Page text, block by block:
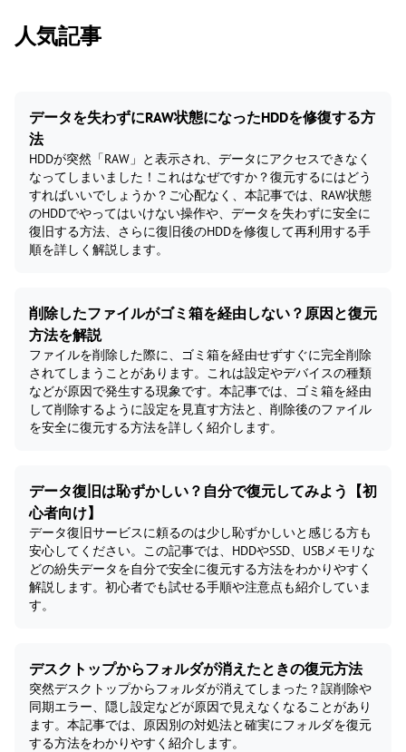
人気記事
データを失わずにRAW状態になったHDDを修復する方
法
HDDが突然「RAW」と表示され、データにアクセスできなく
なってしまいました！これはなぜですか？復元するにはどう
すればいいでしょうか？ご心配なく、本記事では、RAW状態
のHDDでやってはいけない操作や、データを失わずに安全に
復旧する方法、さらに復旧後のHDDを修復して再利用する手
順を詳しく解説します。
削除したファイルがゴミ箱を経由しない？原因と復元
方法を解説
ファイルを削除した際に、ゴミ箱を経由せずすぐに完全削除
されてしまうことがあります。これは設定やデバイスの種類
などが原因で発生する現象です。本記事では、ゴミ箱を経由
して削除するように設定を見直す方法と、削除後のファイル
を安全に復元する方法を詳しく紹介します。
データ復旧は恥ずかしい？自分で復元してみよう【初
心者向け】
データ復旧サービスに頼るのは少し恥ずかしいと感じる方も
安心してください。この記事では、HDDやSSD、USBメモリな
どの紛失データを自分で安全に復元する方法をわかりやすく
解説します。初心者でも試せる手順や注意点も紹介していま
す。
デスクトップからフォルダが消えたときの復元方法
突然デスクトップからフォルダが消えてしまった？誤削除や
同期エラー、隠し設定などが原因で見えなくなることがあり
ます。本記事では、原因別の対処法と確実にフォルダを復元
する方法をわかりやすく紹介します。